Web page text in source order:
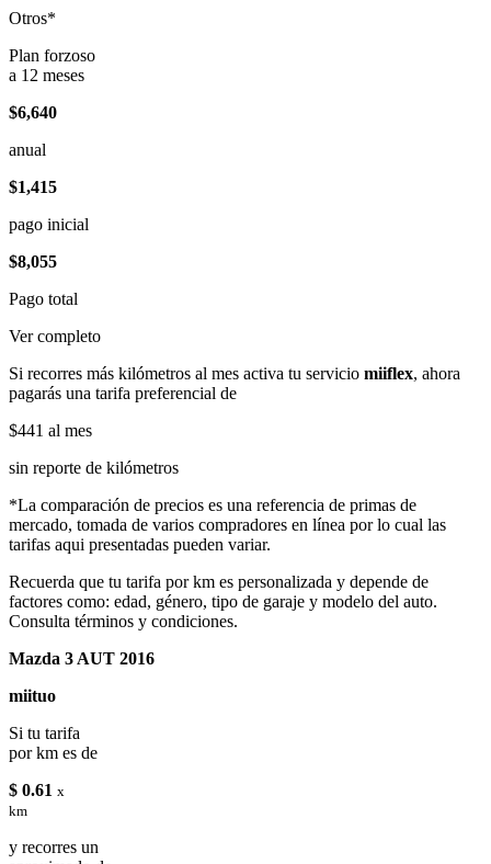
Otros*
Plan forzoso
a 12 meses
$6,640
anual
$1,415
pago inicial
$8,055
Pago total
Ver completo
Si recorres más kilómetros al mes activa tu servicio miiflex, ahora
pagarás una tarifa preferencial de
$441 al mes
sin reporte de kilómetros
*La comparación de precios es una referencia de primas de
mercado, tomada de varios compradores en línea por lo cual las
tarifas aqui presentadas pueden variar.
Recuerda que tu tarifa por km es personalizada y depende de
factores como: edad, género, tipo de garaje y modelo del auto.
Consulta términos y condiciones.
Mazda 3 AUT 2016
miituo
Si tu tarifa
por km es de
$ 0.61 x
km
y recorres un